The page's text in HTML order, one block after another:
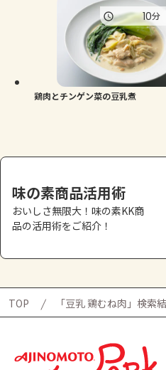
トーク
よくあるお問い合
お買い物
鶏肉とチンゲン菜の豆乳煮
10分
味の素商品活用術
おいしさ無限大！味の素KK商
品の活用術をご紹介！
TOP 「豆乳 鶏むね肉」検索